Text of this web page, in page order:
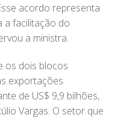
acordo representa
a facilitação do
a ministra.
os dois blocos
exportações
de US$ 9,9 bilhões,
Vargas. O setor que